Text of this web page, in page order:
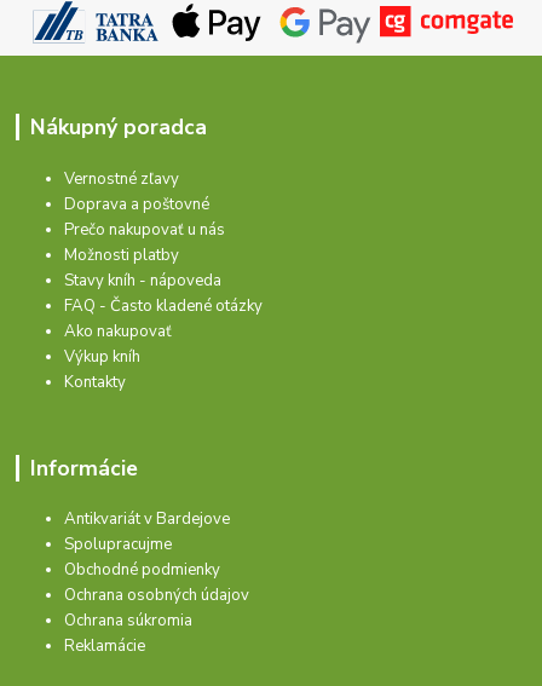
Nákupný poradca
Vernostné zľavy
Doprava a poštovné
Prečo nakupovať u nás
Možnosti platby
Stavy kníh - nápoveda
FAQ - Často kladené otázky
Ako nakupovať
Výkup kníh
Kontakty
Informácie
Antikvariát v Bardejove
Spolupracujme
Obchodné podmienky
Ochrana osobných údajov
Ochrana súkromia
Reklamácie